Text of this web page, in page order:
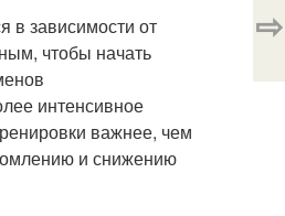
в зависимости от
чтобы начать
интенсивное
важнее, чем
и снижению
⇨